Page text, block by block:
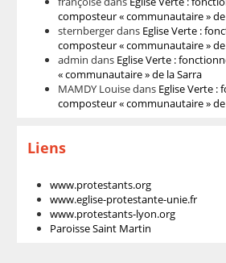
composteur « communautaire » de
sternbergerdans Eglise Verte :
composteur « communautaire » de
admin dans Eglise Verte :
« communautaire » de la Sarra
MAMDY Louisedans Eglise Verte
composteur « communautaire » de
Liens
www.protestants.org
www.eglise-protestante-unie.fr
www.protestants-lyon.org
Paroisse Saint Martin